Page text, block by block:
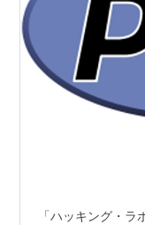
「ハッキング・